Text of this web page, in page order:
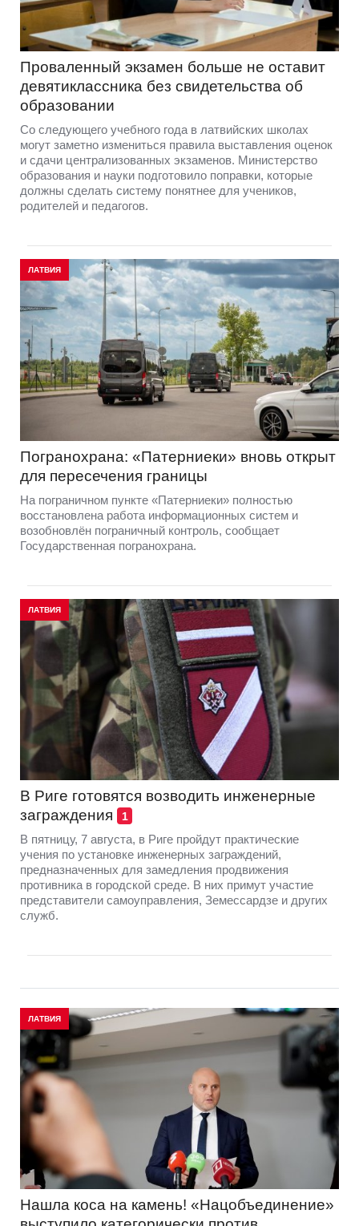
Проваленный экзамен больше не оставит
девятиклассника без свидетельства об
образовании
Со следующего учебного года в латвийских школах
могут заметно измениться правила выставления оценок
и сдачи централизованных экзаменов. Министерство
образования и науки подготовило поправки, которые
должны сделать систему понятнее для учеников,
родителей и педагогов.
ЛАТВИЯ
Погранохрана: «Патерниеки» вновь открыт
для пересечения границы
На пограничном пункте «Патерниеки» полностью
восстановлена работа информационных систем и
возобновлён пограничный контроль, сообщает
Государственная погранохрана.
ЛАТВИЯ
В Риге готовятся возводить инженерные
заграждения
1
В пятницу, 7 августа, в Риге пройдут практические
учения по установке инженерных заграждений,
предназначенных для замедления продвижения
противника в городской среде. В них примут участие
представители самоуправления, Земессардзе и других
служб.
ЛАТВИЯ
Нашла коса на камень! «Нацобъединение»